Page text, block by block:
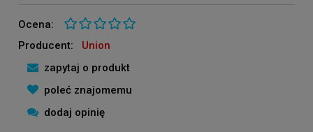
Ocena:
Producent:
Union
zapytaj o produkt
poleć znajomemu
dodaj opinię